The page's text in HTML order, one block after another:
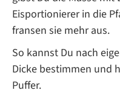
Eisportionierer in die
fransen sie mehr aus.
So kannst Du nach
Dicke bestimmen und
Puffer.